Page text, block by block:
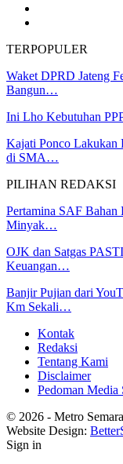
TERPOPULER
Waket DPRD Jateng
Bangun…
Ini Lho Kebutuhan
Kajati Ponco Lakukan
di SMA…
PILIHAN REDAKSI
Pertamina SAF Bahan
Minyak…
OJK dan Satgas
Keuangan…
Banjir Pujian dari
Km Sekali…
Kontak
Redaksi
Tentang Kami
Disclaimer
Pedoman Media
© 2026 - Metro
Website Design:
Sign in